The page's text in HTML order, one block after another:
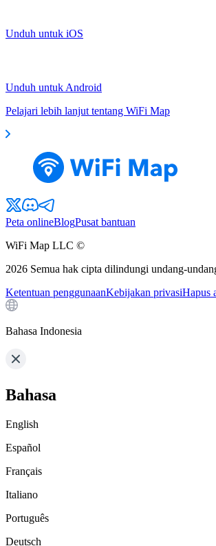
Unduh untuk iOS
Unduh untuk Android
Pelajari lebih lanjut tentang WiFi Map
Peta onlineBlogPusat bantuan
WiFi Map LLC ©
2026 Semua hak cipta dilindungi undang-
Ketentuan penggunaanKebijakan privasiHapus
Bahasa Indonesia
Bahasa
English
Español
Français
Italiano
Português
Deutsch